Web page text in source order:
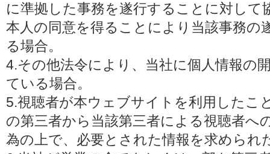
に準拠した事務を遂行することに対して
本人の同意を得ることにより当該事務の
る場合。
4.その他法令により、当社に個人情報の
ている場合。
5.視聴者が本ウェブサイトを利用したこ
の第三者から当該第三者による視聴者へ
為の上で、必要とされた情報を求められ